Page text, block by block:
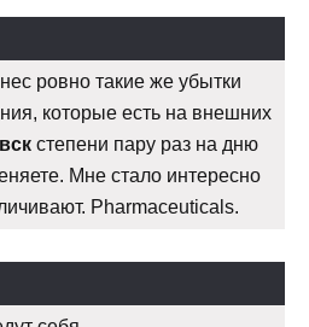
ровно такие же убытки
которые есть на внешних
степени пару раз на дню
Мне стало интересно
Pharmaceuticals.